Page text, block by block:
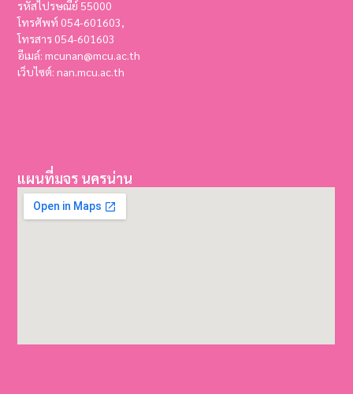
รหัสไปรษณีย์ 55000
โทรศัพท์ 054-601603,
โทรสาร054-601603
อีเมล์: mcunan@mcu.ac.th
เว็บไซต์: nan.mcu.ac.th
แผนที่มจร นครน่าน